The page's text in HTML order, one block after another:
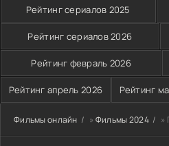
Рейтинг сериалов 2025
Рейтинг сериалов 2026
Рейтинг февраль 2026
Рейтинг апрель 2026 Рейтинг
Фильмы онлайн » Фильмы 2024 »